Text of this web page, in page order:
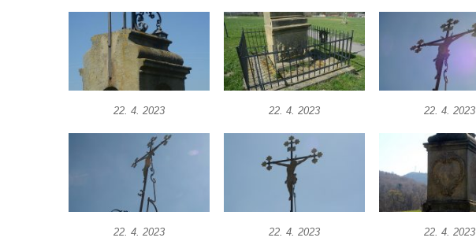
Kříž na návsi v Chouči
Boží muka na rozcestí východně od Chouče
Kříž na návsi v Lužici
Kříž na návsi v Dobrčicích
Kříž u polní cesty severozápadně od Kozel
Údajný kříž na návsi v Kozlech
Centrální kříž hřbitova v Kozlech
Kříž východně od Oparna u cesty na Lovoš
22. 4. 2023 22. 4. 2023 22. 4. 2023
22. 4. 2023 22. 4. 2023 22. 4. 2023